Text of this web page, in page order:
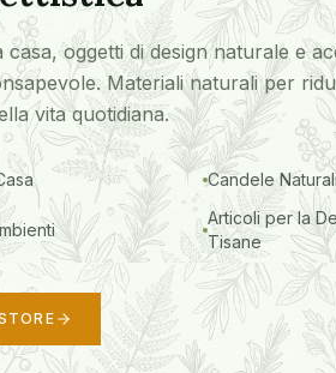
casa, oggetti di design naturale e
Materiali naturali per
vita quotidiana.
Candele
Articoli per la
Tisane